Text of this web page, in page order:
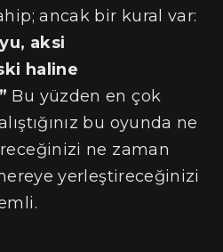
ancak bir kural var:
aksi
haline
Bu yüzden en çok
bu oyunda ne
ne zaman
yerleştireceğinizi